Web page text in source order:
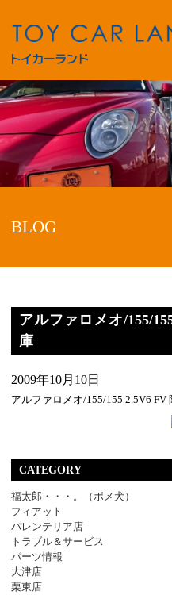
BLOG
アルファロメオ/155/
庫
2009年10月10日
アルファロメオ/155/155 2.5V6 FV
CATEGORY
福太郎・・・。（ポメ犬）
フィアット
バレンテリア店
トラブル＆サービス
パーツ情報
大津店
栗東店